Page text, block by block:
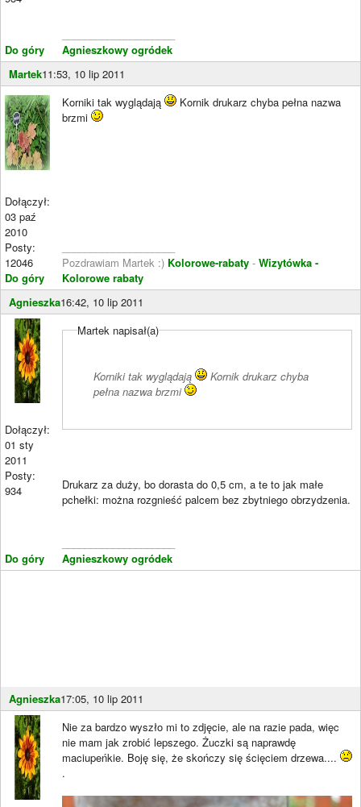
Do góry
Agnieszkowy ogródek
Martek11:53, 10 lip 2011
Dołączył:
03 paź
2010
Posty:
12046
Do góry
Korniki tak wyglądają
Kornik drukarz chyba pełna nazwa
brzmi
Pozdrawiam Martek :) Kolorowe-rabaty - Wizytówka -
Kolorowe rabaty
Agnieszka16:42, 10 lip 2011
Dołączył:
01 sty
2011
Posty:
934
Do góry
Martek napisał(a)
Korniki tak wyglądają
Kornik drukarz chyba
pełna nazwa brzmi
Drukarz za duży, bo dorasta do 0,5 cm, a te to jak małe
pchełki: można rozgnieść palcem bez zbytniego obrzydzenia.
Agnieszkowy ogródek
Agnieszka17:05, 10 lip 2011
Nie za bardzo wyszło mi to zdjęcie, ale na razie pada, więc
nie mam jak zrobić lepszego. Żuczki są naprawdę
maciupeńkie. Boję się, że skończy się ścięciem drzewa....
.